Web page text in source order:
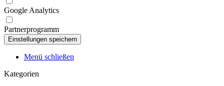
Google Analytics
Partnerprogramm
Menü schließen
Kategorien